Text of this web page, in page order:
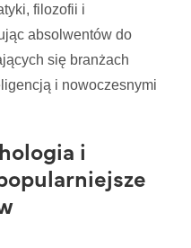
filozofii i
absolwentów do
się branżach
i nowoczesnymi
i